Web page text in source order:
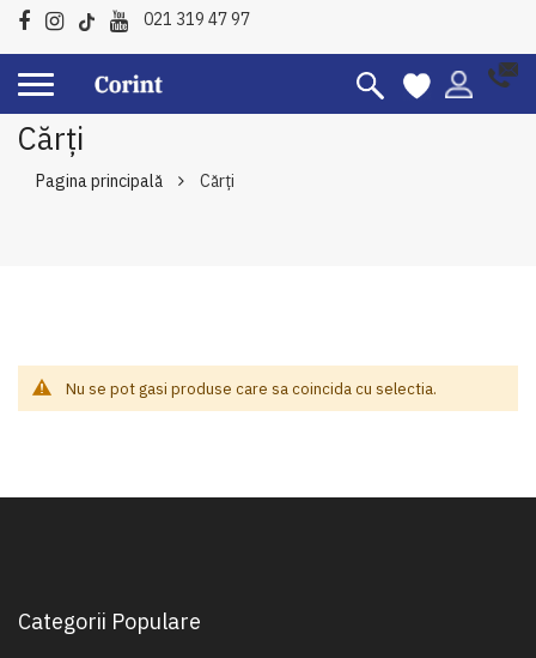
021 319 47 97
Cărți
Pagina principală Cărți
Nu se pot gasi produse care sa coincida cu selectia.
Categorii Populare